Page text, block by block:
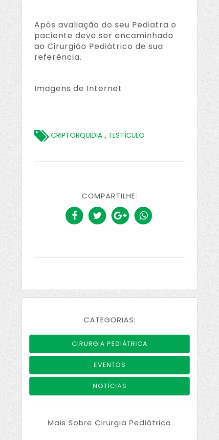
Após avaliação do seu Pediatra o
paciente deve ser encaminhado
ao Cirurgião Pediátrico de sua
referência.
Imagens de Internet
CRIPTORQUIDIA , TESTÍCULO
COMPARTILHE:
CATEGORIAS:
CIRURGIA PEDIÁTRICA
EVENTOS
NOTÍCIAS
Mais Sobre Cirurgia Pediátrica